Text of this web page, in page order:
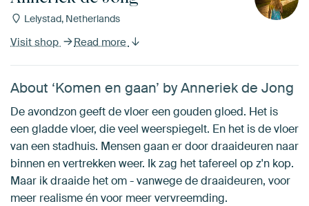
Lelystad, Netherlands
Visit shop Read more
About ‘Komen en gaan’ by Anneriek de Jong
De avondzon geeft de vloer een gouden gloed. Het is
een gladde vloer, die veel weerspiegelt. En het is de vloer
van een stadhuis. Mensen gaan er door draaideuren naar
binnen en vertrekken weer. Ik zag het tafereel op z'n kop.
Maar ik draaide het om - vanwege de draaideuren, voor
meer realisme én voor meer vervreemding.